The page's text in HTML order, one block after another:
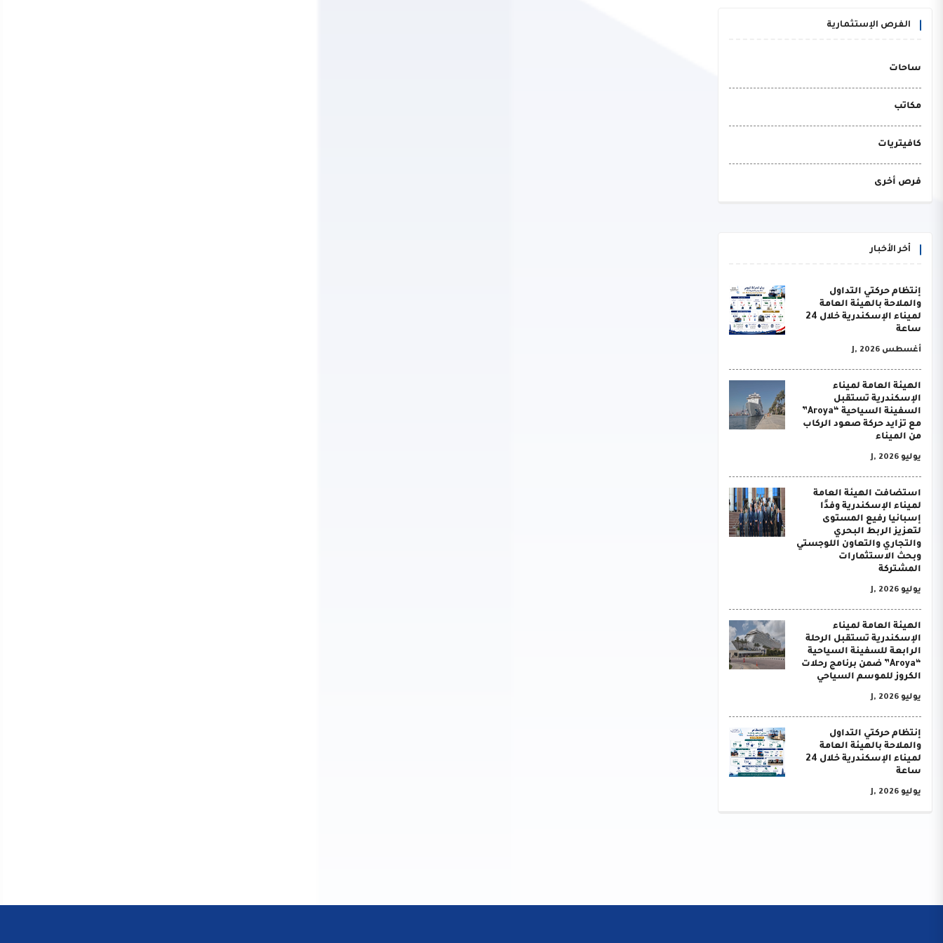
الفرص الإستثمارية
ساحات
مكاتب
كافيتريات
فرص أخرى
أخر الأخبار
إنتظام حركتي التداول
والملاحة بالهيئة العامة
لميناء الإسكندرية خلال 24
ساعة
أغسطس J, 2026
الهيئة العامة لميناء
الإسكندرية تستقبل
السفينة السياحية “Aroya”
مع تزايد حركة صعود الركاب
من الميناء
يوليو J, 2026
استضافت الهيئة العامة
لميناء الإسكندرية وفدًا
إسبانيا رفيع المستوى
لتعزيز الربط البحري
والتجاري والتعاون اللوجستي
وبحث الاستثمارات
المشتركة
يوليو J, 2026
الهيئة العامة لميناء
الإسكندرية تستقبل الرحلة
الرابعة للسفينة السياحية
“Aroya” ضمن برنامج رحلات
الكروز للموسم السياحي
يوليو J, 2026
إنتظام حركتي التداول
والملاحة بالهيئة العامة
لميناء الإسكندرية خلال 24
ساعة
يوليو J, 2026